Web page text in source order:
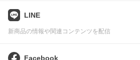
LINE
新商品の情報や関連コンテンツを配信
Facebook